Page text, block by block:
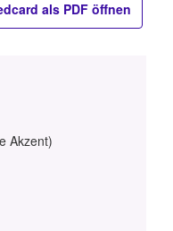
als PDF öffnen
Akzent)